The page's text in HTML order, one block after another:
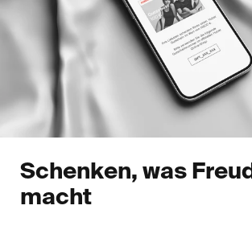
Schenken, was
macht